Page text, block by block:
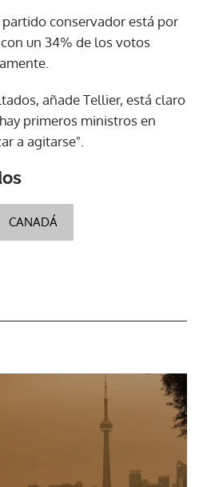
conservador está por
un 34% de los votos
añade Tellier, está claro
primeros ministros en
a agitarse".
CANADÁ